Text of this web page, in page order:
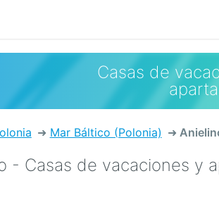
Casas de
Mar Báltico (Polonia)
- Casas de vacaciones y